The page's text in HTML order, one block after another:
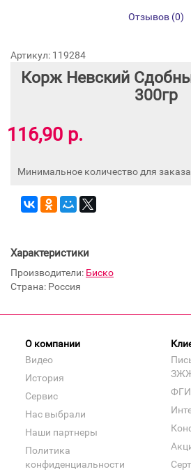
Отзывов (0)
Артикул: 119284
Корж Невский
300гр
116,90 р.
Минимальное количество для
Характеристики
Производители: Биско
Страна: Россия
О компании
Видео
История
Сервис
Нас выбрали
Наши партнеры
Политика
конфиденциальности
ЗЖЖ